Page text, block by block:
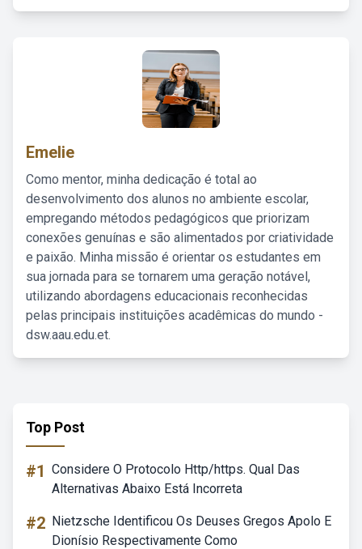
Emelie
Como mentor, minha dedicação é total ao
desenvolvimento dos alunos no ambiente escolar,
empregando métodos pedagógicos que priorizam
conexões genuínas e são alimentados por criatividade
e paixão. Minha missão é orientar os estudantes em
sua jornada para se tornarem uma geração notável,
utilizando abordagens educacionais reconhecidas
pelas principais instituições acadêmicas do mundo -
dsw.aau.edu.et.
Top Post
#1 Considere O Protocolo Http/https. Qual Das
Alternativas Abaixo Está Incorreta
#2 Nietzsche Identificou Os Deuses Gregos Apolo E
Dionísio Respectivamente Como